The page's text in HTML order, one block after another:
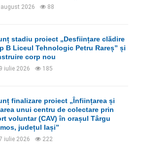
august 2026 88
stadiu proiect „Desființare clădire
B Liceul Tehnologic Petru Rareș” și
corp nou
iulie 2026 185
finalizare proiect „Înființarea și
unui centru de colectare prin
voluntar (CAV) în orașul Târgu
județul Iași”
iulie 2026 222